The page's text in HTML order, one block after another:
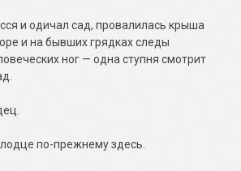
и одичал сад, провалилась крыша
и на бывших грядках следы
ног — одна ступня смотрит
по-прежнему здесь.